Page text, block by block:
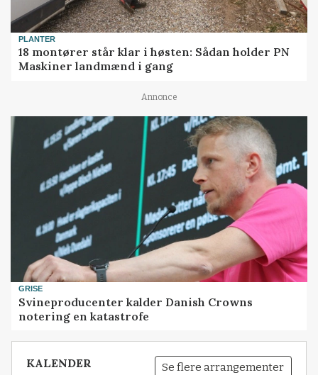
PLANTER
18 montører står klar i høsten: Sådan holder PN
Maskiner landmænd i gang
Annonce
GRISE
Svineproducenter kalder Danish Crowns
notering en katastrofe
KALENDER Se flere arrangementer